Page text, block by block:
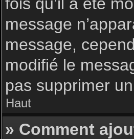
message
message,
modifié le
pas supprimer
Haut
» Comment